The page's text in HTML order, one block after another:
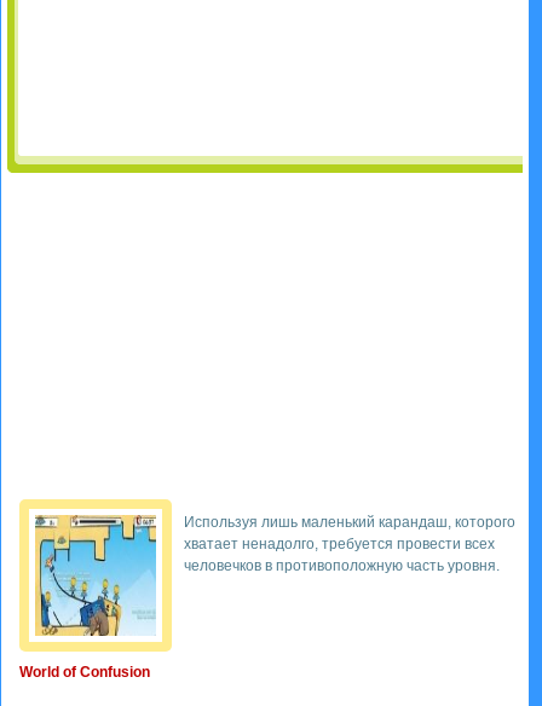
World of Confusion
Используя лишь маленький карандаш, которого
хватает ненадолго, требуется провести всех
человечков в противоположную часть уровня.